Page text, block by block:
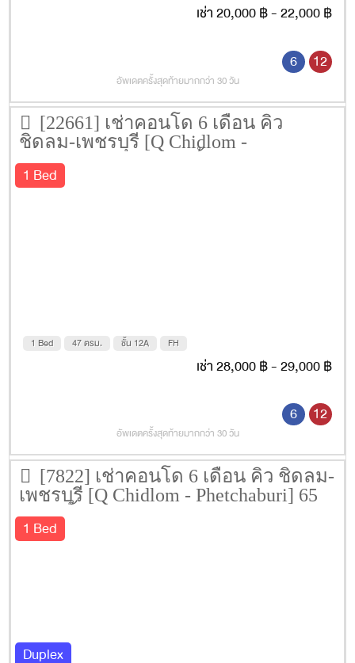
เช่า 20,000 ฿ - 22,000 ฿
6 12
อัพเดตครั้งสุดท้ายมากกว่า 30 วัน
[22661] เช่าคอนโด 6 เดือน คิว
ชิดลม-เพชรบุรี [Q Chidlom -
Phetchaburi] 47 ตรม. ชั้น 12A
1 Bed
1 Bed 47 ตรม. ชั้น 12A FH
เช่า 28,000 ฿ - 29,000 ฿
6 12
อัพเดตครั้งสุดท้ายมากกว่า 30 วัน
[7822] เช่าคอนโด 6 เดือน คิว ชิดลม-
เพชรบุรี [Q Chidlom - Phetchaburi] 65
ตรม. ชั้น 34
1 Bed
Duplex